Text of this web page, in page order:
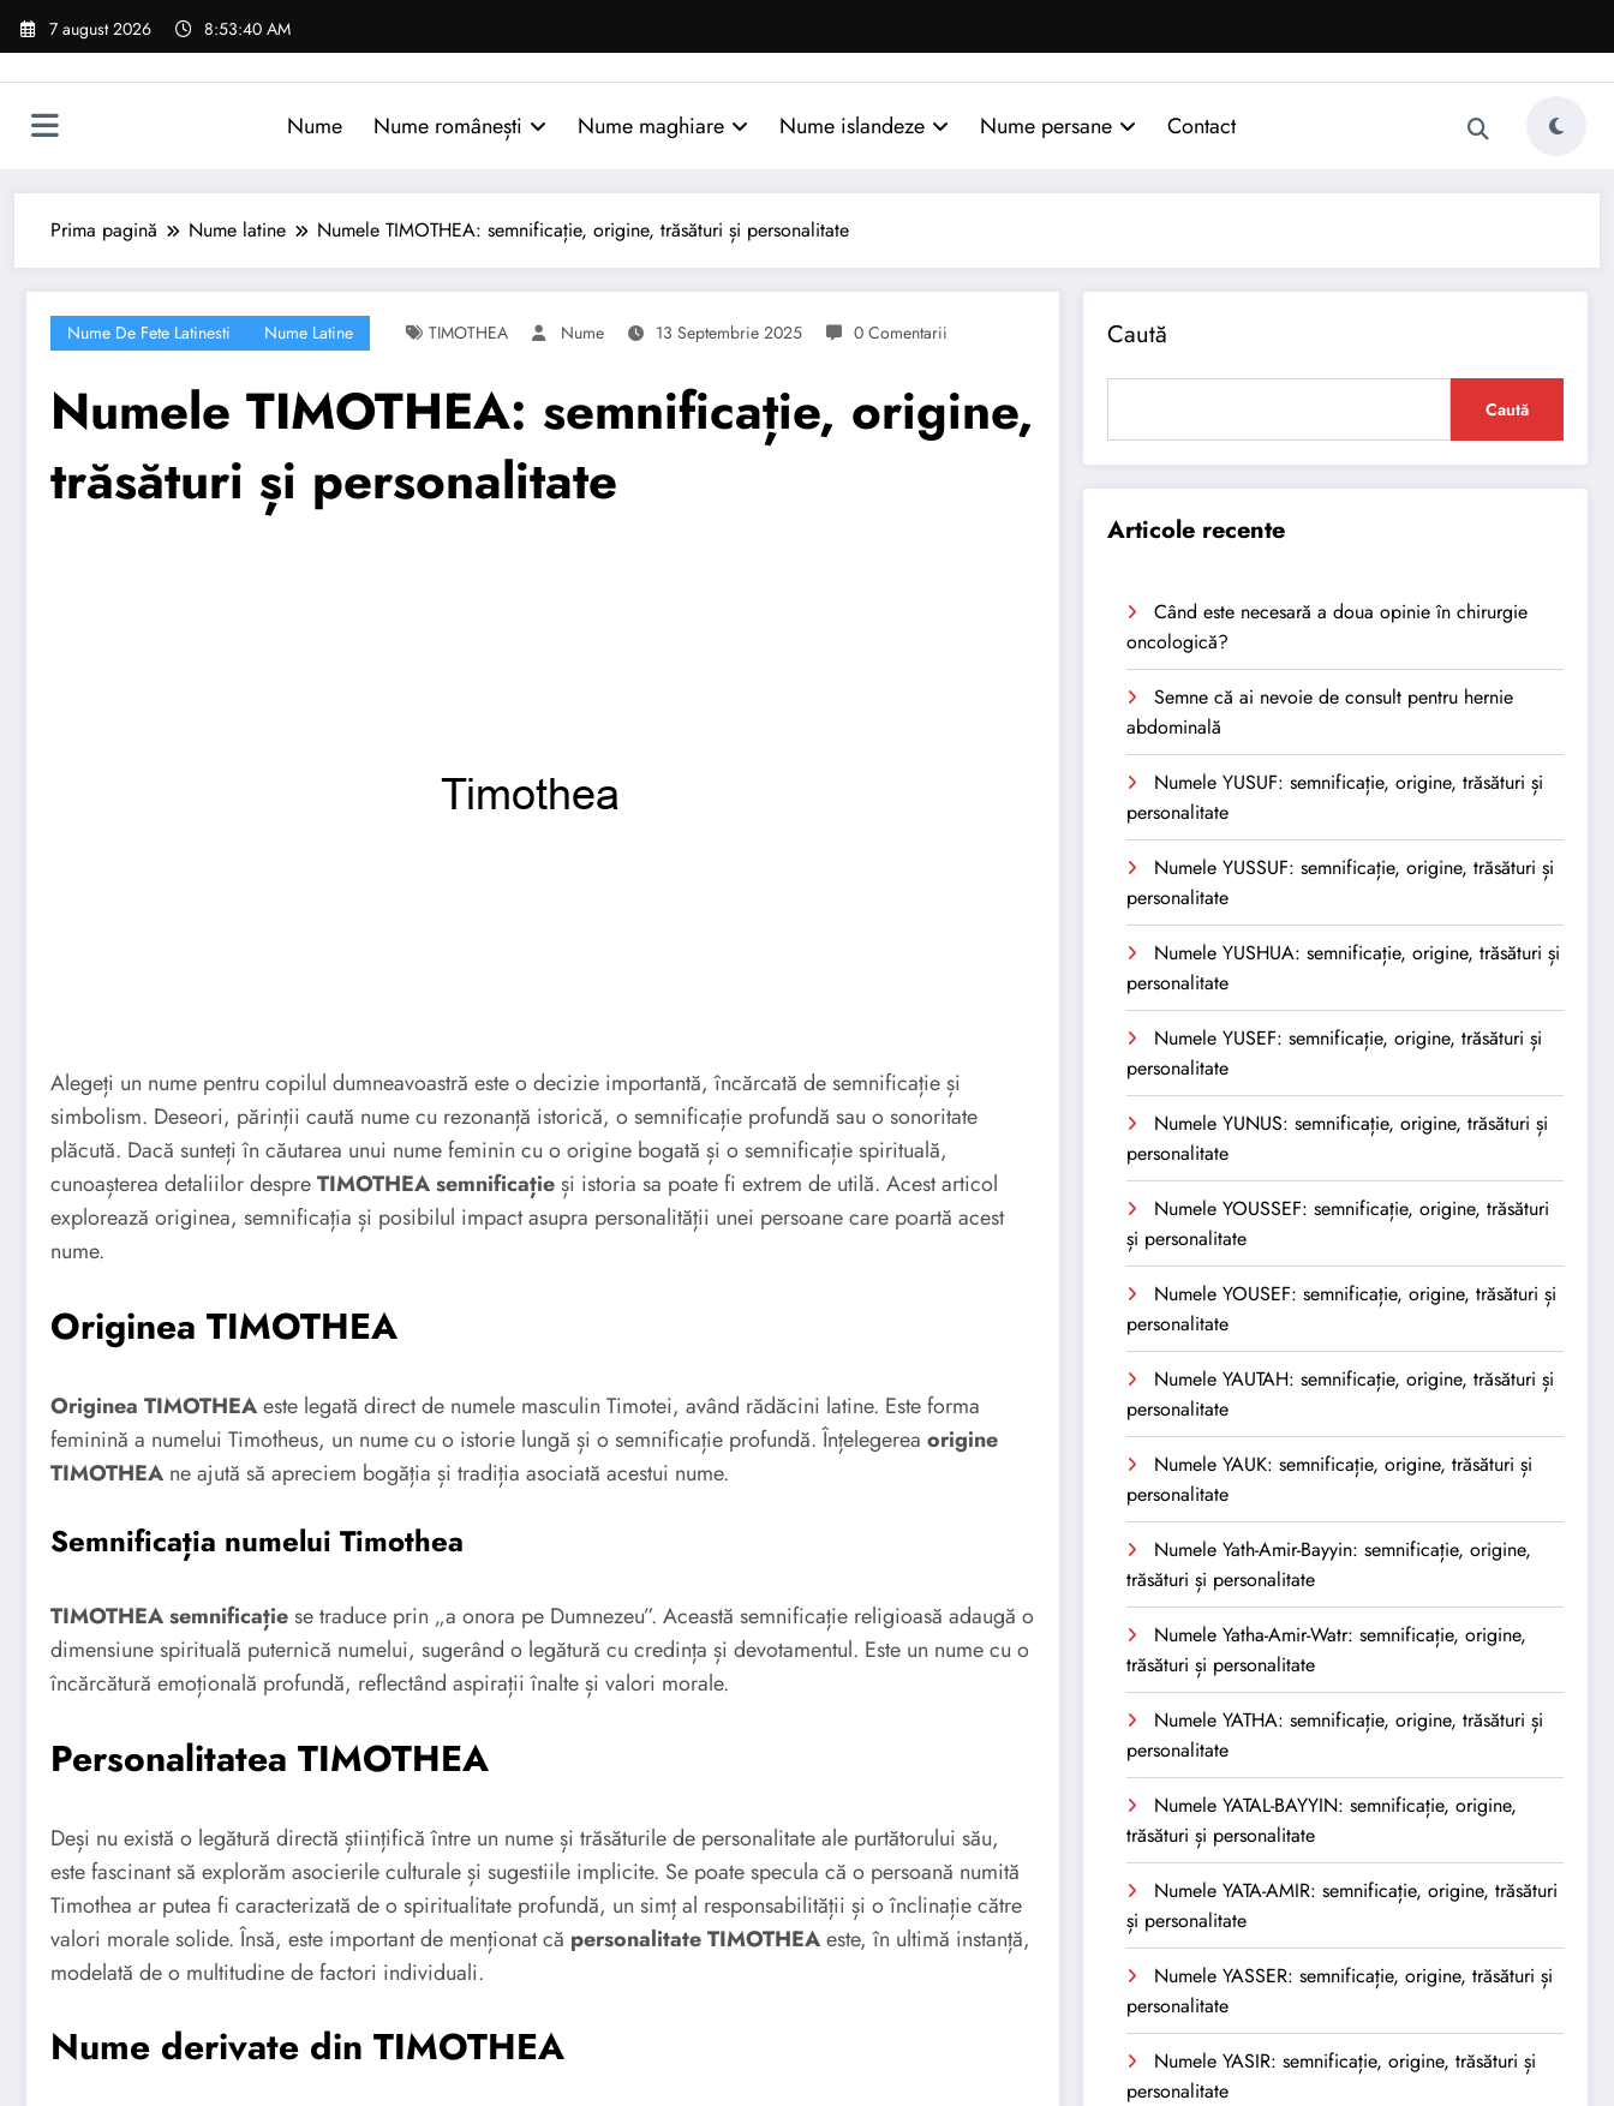
Sari
7 august 2026 8:53:41 AM
Nume Nume românești Nume maghiare Nume islandeze Nume persane Contact
Prima pagină Nume latine Numele TIMOTHEA: semnificație, origine, trăsături și personalitate
Nume De Fete Latinesti Nume Latine TIMOTHEA Nume 13 Septembrie 2025 0 Comentarii
Numele TIMOTHEA: semnificație, origine,
trăsături și personalitate
Alegeți un nume pentru copilul dumneavoastră este o decizie importantă, încărcată de semnificație și
simbolism. Deseori, părinții caută nume cu rezonanță istorică, o semnificație profundă sau o sonoritate
plăcută. Dacă sunteți în căutarea unui nume feminin cu o origine bogată și o semnificație spirituală,
cunoașterea detaliilor despreTIMOTHEA semnificațieși istoria sa poate fi extrem de utilă. Acest articol
explorează originea, semnificația și posibilul impact asupra personalității unei persoane care poartă acest
nume.
Originea TIMOTHEA
Originea TIMOTHEAeste legată direct de numele masculin Timotei, având rădăcini latine. Este forma
feminină a numelui Timotheus, un nume cu o istorie lungă și o semnificație profundă. Înțelegerea origine
TIMOTHEA ne ajută să apreciem bogăția și tradiția asociată acestui nume.
Semnificația numelui Timothea
TIMOTHEA semnificațiese traduce prin „a onora pe Dumnezeu”. Această semnificație religioasă adaugă o
dimensiune spirituală puternică numelui, sugerând o legătură cu credința și devotamentul. Este un nume cu o
încărcătură emoțională profundă, reflectând aspirații înalte și valori morale.
Personalitatea TIMOTHEA
Deși nu există o legătură directă științifică între un nume și trăsăturile de personalitate ale purtătorului său,
este fascinant să explorăm asocierile culturale și sugestiile implicite. Se poate specula că o persoană numită
Timothea ar putea fi caracterizată de o spiritualitate profundă, un simț al responsabilității și o înclinație către
valori morale solide. Însă, este important de menționat că personalitate TIMOTHEAeste, în ultimă instanță,
modelată de o multitudine de factori individuali.
Nume derivate din TIMOTHEA
Caută
Caută
Articole recente
Când este necesară a doua opinie în chirurgie
oncologică?
Semne că ai nevoie de consult pentru hernie
abdominală
Numele YUSUF: semnificație, origine, trăsături și
personalitate
Numele YUSSUF: semnificație, origine, trăsături și
personalitate
Numele YUSHUA: semnificație, origine, trăsături și
personalitate
Numele YUSEF: semnificație, origine, trăsături și
personalitate
Numele YUNUS: semnificație, origine, trăsături și
personalitate
Numele YOUSSEF: semnificație, origine, trăsături
și personalitate
Numele YOUSEF: semnificație, origine, trăsături și
personalitate
Numele YAUTAH: semnificație, origine, trăsături și
personalitate
Numele YAUK: semnificație, origine, trăsături și
personalitate
Numele Yath-Amir-Bayyin: semnificație, origine,
trăsături și personalitate
Numele Yatha-Amir-Watr: semnificație, origine,
trăsături și personalitate
Numele YATHA: semnificație, origine, trăsături și
personalitate
Numele YATAL-BAYYIN: semnificație, origine,
trăsături și personalitate
Numele YATA-AMIR: semnificație, origine, trăsături
și personalitate
Numele YASSER: semnificație, origine, trăsături și
personalitate
Numele YASIR: semnificație, origine, trăsături și
personalitate